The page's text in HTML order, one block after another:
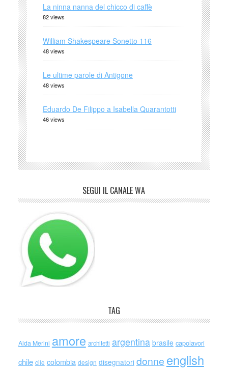
La ninna nanna del chicco di caffè
82 views
William Shakespeare Sonetto 116
48 views
Le ultime parole di Antigone
48 views
Eduardo De Filippo a Isabella Quarantotti
46 views
SEGUI IL CANALE WA
TAG
Alda Merini amore architetti argentina brasile capolavori
chile cile colombia design disegnatori donne english